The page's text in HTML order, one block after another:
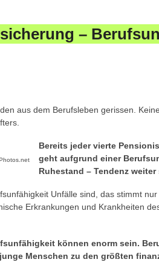
–
aus dem Berufsleben gerissen.
Bereits jeder vierte
geht aufgrund einer
Ruhestand – Tendenz weiter
Unfälle sind, das stimmt nur
Erkrankungen und Krankheiten
können enorm sein.
Menschen zu den größten